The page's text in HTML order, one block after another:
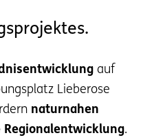
auf
Lieberose
naturnahen
Regionalentwicklung.